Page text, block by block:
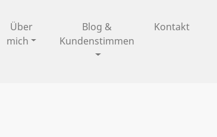
Über
mich
Blog &
Kundenstimmen
Kontakt